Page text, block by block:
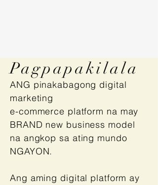
Pagpapakilala
ANG pinakabagong digital
marketing
e-commerce platform na may
BRAND new business model
na angkop sa ating mundo
NGAYON.
Ang aming digital platform ay